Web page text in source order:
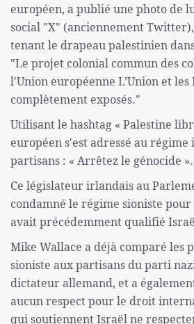
européen, a publié une photo de
social "X" (anciennement
tenant le drapeau palestinien
"Le projet colonial commun des
l'Union européenne L’Union et les
complètement exposés."
Utilisant le hashtag « Palestine
européen s'est adressé au régime
partisans : « Arrêtez le génocide ».
Ce législateur irlandais au
condamné le régime sioniste pour
avait précédemment qualifié
Mike Wallace a déjà comparé les
sioniste aux partisans du parti
dictateur allemand, et a
aucun respect pour le droit
qui soutiennent Israël ne